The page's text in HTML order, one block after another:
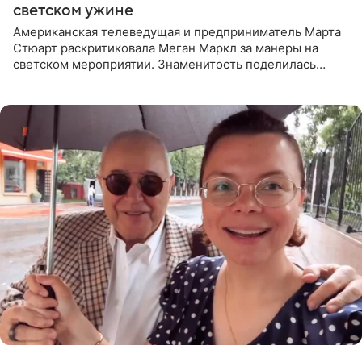
светском ужине
Американская телеведущая и предприниматель Марта
Стюарт раскритиковала Меган Маркл за манеры на
светском мероприятии. Знаменитость поделилась